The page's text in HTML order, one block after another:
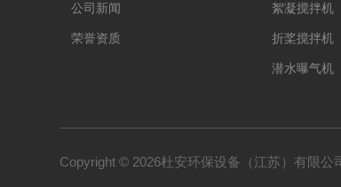
公司新闻
荣誉资质
絮凝搅拌机
折桨搅拌机
潜水曝气机
潜污泵
双曲面搅拌
Copyright © 2026杜安环保设备（江苏）有限